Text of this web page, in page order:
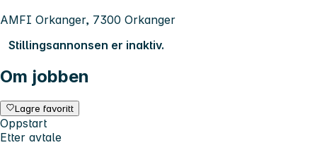
AMFI Orkanger, 7300 Orkanger
Stillingsannonsen er inaktiv.
Om jobben
Lagre favoritt
Oppstart
Etter avtale